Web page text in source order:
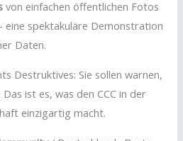
von einfachen öffentlichen Fotos
spektakuläre Demonstration
Daten.
Destruktives: Sie sollen warnen,
ist es, was den CCC in der
einzigartig macht.